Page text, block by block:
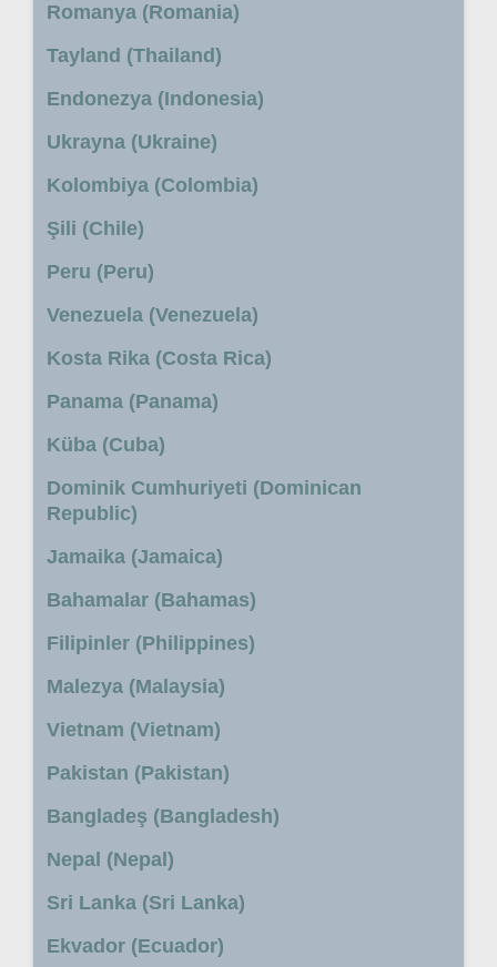
Romanya (Romania)
Tayland (Thailand)
Endonezya (Indonesia)
Ukrayna (Ukraine)
Kolombiya (Colombia)
Şili (Chile)
Peru (Peru)
Venezuela (Venezuela)
Kosta Rika (Costa Rica)
Panama (Panama)
Küba (Cuba)
Dominik Cumhuriyeti (Dominican
Republic)
Jamaika (Jamaica)
Bahamalar (Bahamas)
Filipinler (Philippines)
Malezya (Malaysia)
Vietnam (Vietnam)
Pakistan (Pakistan)
Bangladeş (Bangladesh)
Nepal (Nepal)
Sri Lanka (Sri Lanka)
Ekvador (Ecuador)